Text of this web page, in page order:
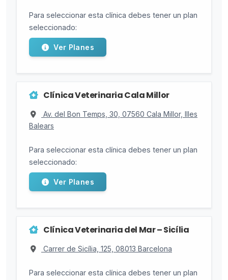
Para seleccionar esta clínica debes tener un plan
seleccionado:
Ver Planes
Clínica Veterinaria Cala Millor
Av. del Bon Temps, 30, 07560 Cala Millor, Illes
Balears
Para seleccionar esta clínica debes tener un plan
seleccionado:
Ver Planes
Clínica Veterinaria del Mar – Sicília
Carrer de Sicília, 125, 08013 Barcelona
Para seleccionar esta clínica debes tener un plan